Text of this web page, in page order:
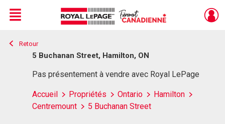
Live
En Direct
Menu
Retour
5 Buchanan Street, Hamilton, ON
Pas présentement à vendre avec Royal LePage
Accueil Propriétés Ontario
Hamilton
Centremount
5 Buchanan Street